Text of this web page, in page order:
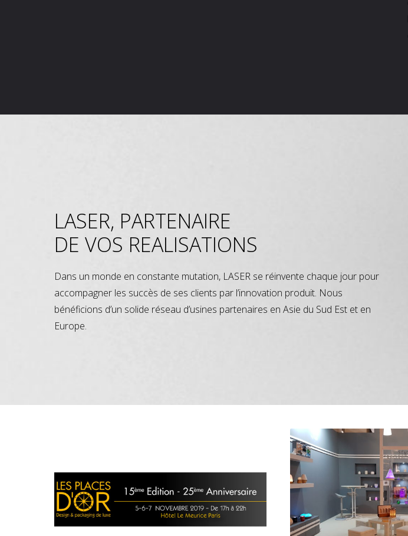
LASER, PARTENAIRE
DE VOS REALISATIONS
Dans un monde en constante mutation, LASER se réinvente chaque jour pour
accompagner les succès de ses clients par l’innovation produit. Nous
bénéficions d’un solide réseau d’usines partenaires en Asie du Sud Est et en
Europe.